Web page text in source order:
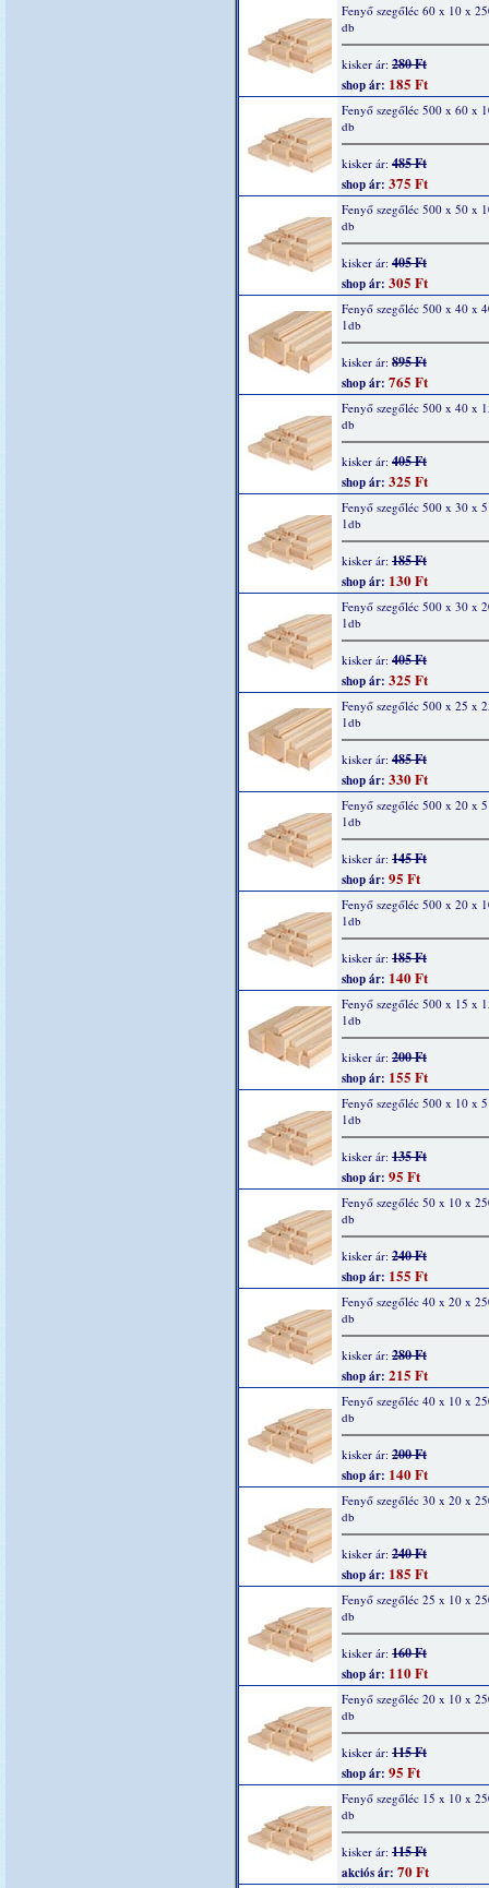
Fenyő szegőléc 60 x 10 x
db
kisker ár: 280 Ft
shop ár: 185 Ft
Fenyő szegőléc 500 x 60 x
db
kisker ár: 485 Ft
shop ár: 375 Ft
Fenyő szegőléc 500 x 50 x
db
kisker ár: 405 Ft
shop ár: 305 Ft
Fenyő szegőléc 500 x 40 x
1db
kisker ár: 895 Ft
shop ár: 765 Ft
Fenyő szegőléc 500 x 40 x
db
kisker ár: 405 Ft
shop ár: 325 Ft
Fenyő szegőléc 500 x 30 x
1db
kisker ár: 185 Ft
shop ár: 130 Ft
Fenyő szegőléc 500 x 30 x
1db
kisker ár: 405 Ft
shop ár: 325 Ft
Fenyő szegőléc 500 x 25 x
1db
kisker ár: 485 Ft
shop ár: 330 Ft
Fenyő szegőléc 500 x 20 x
1db
kisker ár: 145 Ft
shop ár: 95 Ft
Fenyő szegőléc 500 x 20 x
1db
kisker ár: 185 Ft
shop ár: 140 Ft
Fenyő szegőléc 500 x 15 x
1db
kisker ár: 200 Ft
shop ár: 155 Ft
Fenyő szegőléc 500 x 10 x
1db
kisker ár: 135 Ft
shop ár: 95 Ft
Fenyő szegőléc 50 x 10 x
db
kisker ár: 240 Ft
shop ár: 155 Ft
Fenyő szegőléc 40 x 20 x
db
kisker ár: 280 Ft
shop ár: 215 Ft
Fenyő szegőléc 40 x 10 x
db
kisker ár: 200 Ft
shop ár: 140 Ft
Fenyő szegőléc 30 x 20 x
db
kisker ár: 240 Ft
shop ár: 185 Ft
Fenyő szegőléc 25 x 10 x
db
kisker ár: 160 Ft
shop ár: 110 Ft
Fenyő szegőléc 20 x 10 x
db
kisker ár: 115 Ft
shop ár: 95 Ft
Fenyő szegőléc 15 x 10 x
db
kisker ár: 115 Ft
akciós ár: 70 Ft